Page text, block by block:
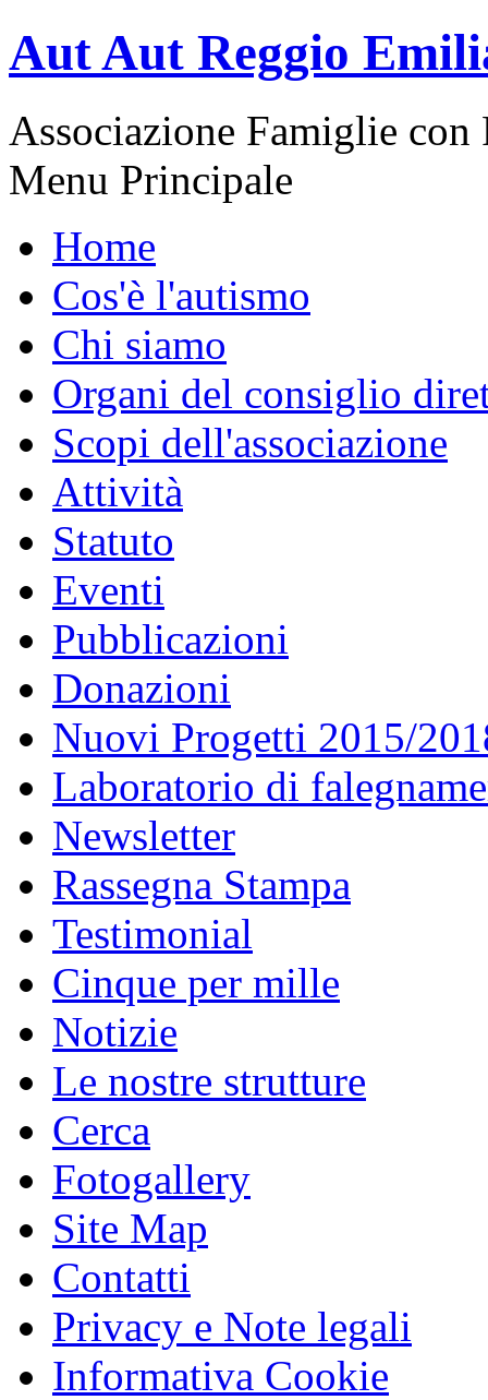
Aut Aut Reggio
Associazione Famiglie
Menu Principale
Home
Cos'è l'autismo
Chi siamo
Organi del consiglio
Scopi dell'associazione
Attività
Statuto
Eventi
Pubblicazioni
Donazioni
Nuovi Progetti 2015/
Laboratorio di
Newsletter
Rassegna Stampa
Testimonial
Cinque per mille
Notizie
Le nostre strutture
Cerca
Fotogallery
Site Map
Contatti
Privacy e Note legali
Informativa Cookie